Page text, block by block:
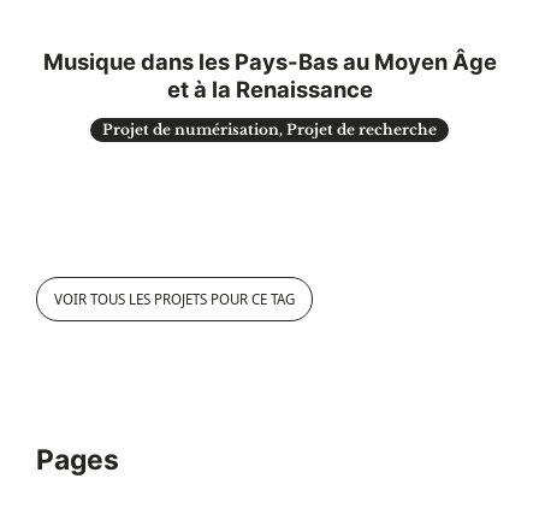
Musique dans les Pays-Bas au Moyen Âge
et à la Renaissance
Projet de numérisation, Projet de recherche
VOIR TOUS LES PROJETS POUR CE TAG
Pages